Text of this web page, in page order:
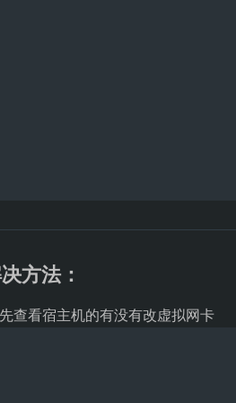
方法：
先查看宿主机的有没有改虚拟网卡